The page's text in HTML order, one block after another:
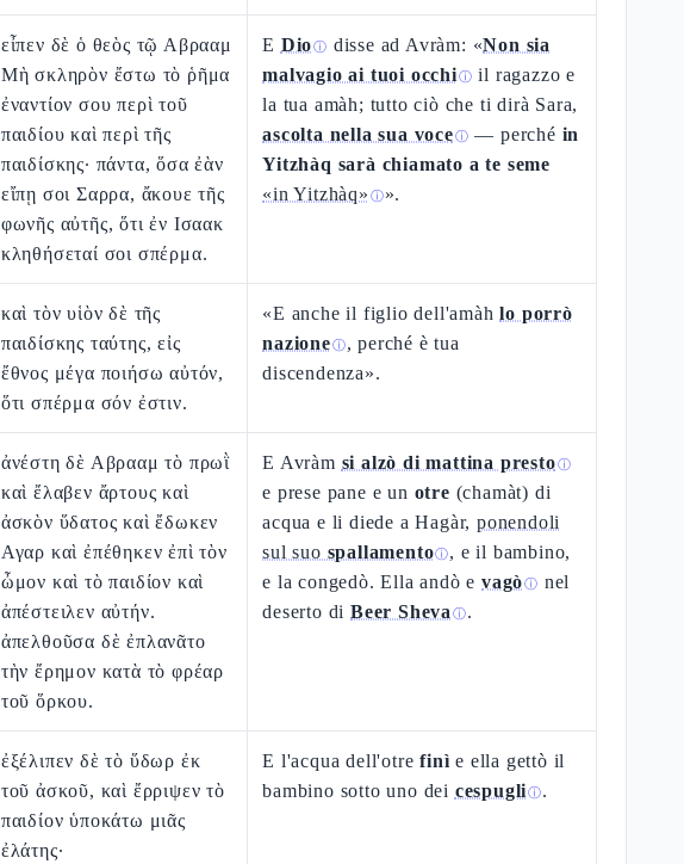
εἶπεν δὲ ὁ θεὸς τῷ Αβρααμ
Μὴ σκληρὸν ἔστω τὸ ῥῆμα
ἐναντίον σου περὶ τοῦ
παιδίου καὶ περὶ τῆς
παιδίσκης· πάντα, ὅσα ἐὰν
εἴπῃ σοι Σαρρα, ἄκουε τῆς
φωνῆς αὐτῆς, ὅτι ἐν Ισαακ
κληθήσεταί σοι σπέρμα.
E Dioⓘ disse ad Avràm: «Non sia
malvagio ai tuoi occhiⓘ il ragazzo e
la tua amàh; tutto ciò che ti dirà Sara,
ascolta nella sua voceⓘ — perché in
Yitzhàq sarà chiamato a te seme
«in Yitzhàq» ⓘ».
καὶ τὸν υἱὸν δὲ τῆς
παιδίσκης ταύτης, εἰς
ἔθνος μέγα ποιήσω αὐτόν,
ὅτι σπέρμα σόν ἐστιν.
«E anche il figlio dell'amàhlo porrò
nazioneⓘ, perché è tua
discendenza».
ἀνέστη δὲ Αβρααμ τὸ πρωῒ
καὶ ἔλαβεν ἄρτους καὶ
ἀσκὸν ὕδατος καὶ ἔδωκεν
Αγαρ καὶ ἐπέθηκεν ἐπὶ τὸν
ὦμον καὶ τὸ παιδίον καὶ
ἀπέστειλεν αὐτήν.
ἀπελθοῦσα δὲ ἐπλανᾶτο
τὴν ἔρημον κατὰ τὸ φρέαρ
τοῦ ὅρκου.
E Avràm si alzò di mattina prestoⓘ
e prese pane e un otre (chamàt) di
acqua e li diede a Hagàr,ponendoli
sul suo spallamentoⓘ, e il bambino,
e la congedò. Ella andò evagòⓘ nel
deserto diBeer Sheva ⓘ.
ἐξέλιπεν δὲ τὸ ὕδωρ ἐκ
τοῦ ἀσκοῦ, καὶ ἔρριψεν τὸ
παιδίον ὑποκάτω μιᾶς
ἐλάτης·
E l'acqua dell'otrefinì e ella gettò il
bambino sotto uno dei cespugliⓘ.